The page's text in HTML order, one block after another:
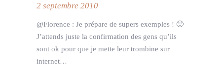
2 septembre 2010
@Florence : Je prépare de supers exemples ! 🙂
J’attends juste la confirmation des gens qu’ils
sont ok pour que je mette leur trombine sur
internet…